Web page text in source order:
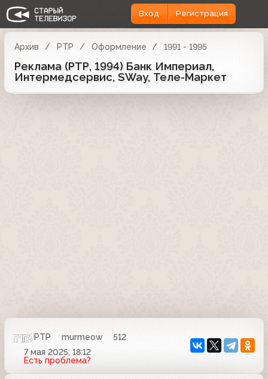
Вход Регистрация
Архив РТР Оформление 1991 - 1995
Реклама (РТР, 1994) Банк Империал,
Интермедсервис, SWay, Теле-Маркет
РТР murmeow
512
7 мая 2025, 18:12
Есть проблема?